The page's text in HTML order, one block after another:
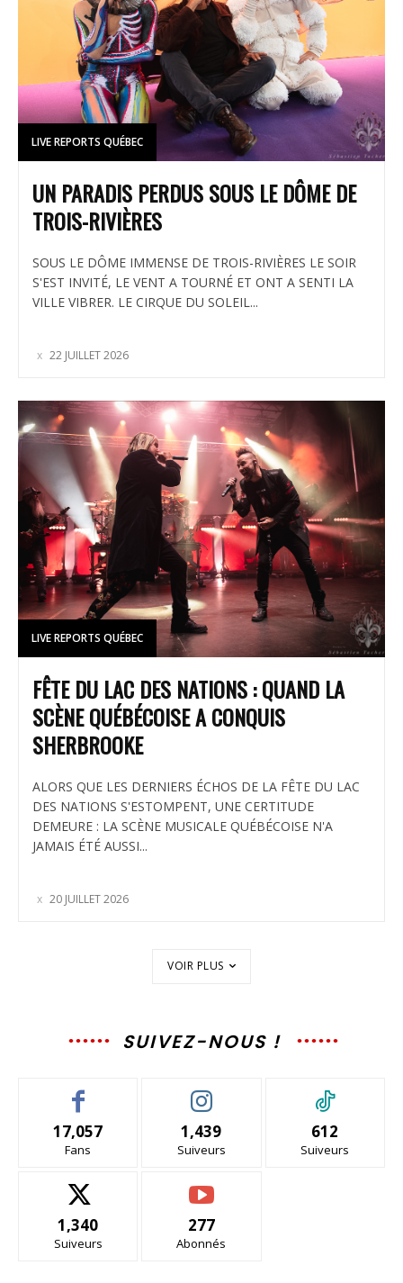
LIVE REPORTS QUÉBEC
UN PARADIS PERDUS SOUS LE DÔME DE
TROIS-RIVIÈRES
SOUS LE DÔME IMMENSE DE TROIS-RIVIÈRES LE SOIR
S'EST INVITÉ, LE VENT A TOURNÉ ET ONT A SENTI LA
VILLE VIBRER. LE CIRQUE DU SOLEIL...
22 JUILLET 2026
LIVE REPORTS QUÉBEC
FÊTE DU LAC DES NATIONS : QUAND LA
SCÈNE QUÉBÉCOISE A CONQUIS
SHERBROOKE
ALORS QUE LES DERNIERS ÉCHOS DE LA FÊTE DU LAC
DES NATIONS S'ESTOMPENT, UNE CERTITUDE
DEMEURE : LA SCÈNE MUSICALE QUÉBÉCOISE N'A
JAMAIS ÉTÉ AUSSI...
20 JUILLET 2026
VOIR PLUS
SUIVEZ-NOUS !
17,057
Fans
1,439
Suiveurs
612
Suiveurs
1,340
Suiveurs
277
Abonnés